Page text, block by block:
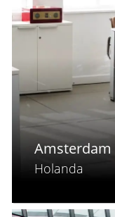
Amsterdam
Holanda